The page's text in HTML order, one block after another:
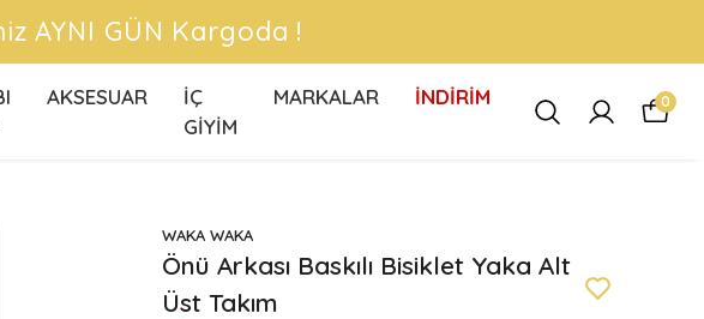
ÜCRETSİZ KARGO
AKSESUAR
İÇ
GİYİM
MARKALAR İNDİRİM 0
WAKA WAKA
Önü Arkası Baskılı Bisiklet Yaka Alt
Üst Takım